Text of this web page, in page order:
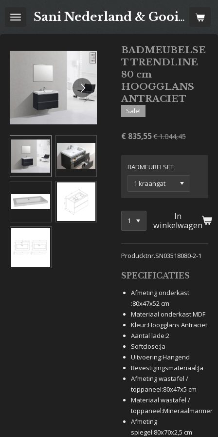
direct
hoofdinhoud
Sani Nederland & Goois Tegelhuis
BADMEUBELSE
T TRENDLINE
80 cm
HOOGGLANS
ANTRACIET
Sale!
€ 835,55€ 1.044,45
BADMEUBELSET
In
winkelwagen
Producktnr.SN03518080-2-1
SPECIFICATIES
Afmeting onderkast
:80x47x52 cm
Materiaal onderkast:MDF
Kleur:Hoogglans Antraciet
Aantal lade:2
Softclose:Ja
Uitvoering:Hangend
Bevestigingsmateriaal:Ja
Afmeting wastafel /
toppaneel:80x47x5 cm
Materiaal wastafel /
toppaneel:Mineraalmarmer
Afmeting
spiegel:80x70x2,5 cm